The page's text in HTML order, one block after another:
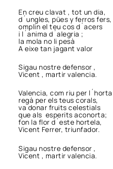
En creu clavat , tot un dia,
d´ungles, pües y ferros fers,
omplin el teu cos d´acers
i l´anima d´alegria ;
la mola no li pesà
A eixe tan jagant valor
Sigau nostre defensor ,
Vicent , martir valencia.
Valencia, com riu per l´horta
regà per els teus corals,
va donar fruits celestials
que als esperits aconorta;
fon la flor d´este hortela,
Vicent Ferrer, triunfador.
Sigau nostre defensor ,
Vicent , martir valencia.